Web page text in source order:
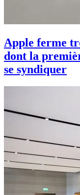
Apple ferme
dont la
se syndiquer